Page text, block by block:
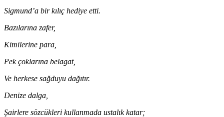
Sigmund’a bir kılıç hediye etti.
Bazılarına zafer,
Kimilerine para,
Pek çoklarına belagat,
Ve herkese sağduyu dağıtır.
Denize dalga,
Şairlere sözcükleri kullanmada ustalık katar;